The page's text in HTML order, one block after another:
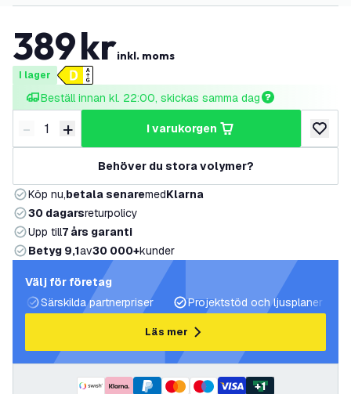
389krinkl. moms
I lager
Beställ innan kl. 22:00, skickas samma dag
Minska antal
- Öka antal
+ i varukorgen
lägg
Behöver du stora volymer?
Köp nu,betala senaremedKlarna
30 dagarsreturpolicy
Upp till7 års garanti
Betyg 9,1av30 000+kunder
Välj för företag
Särskilda partnerpriser
Projektstöd och ljusplaner
Läs mer
+1